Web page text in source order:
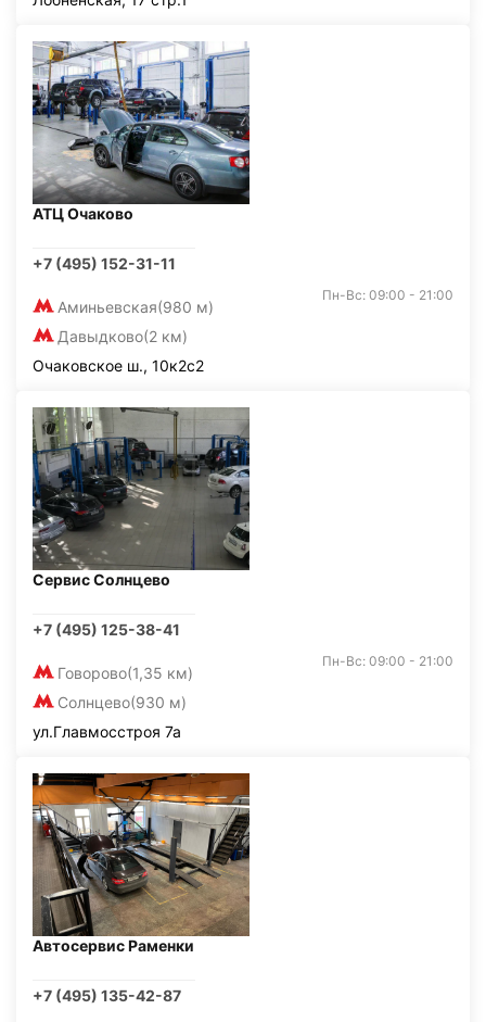
АТЦ Очаково
+7 (495) 152-31-11
Аминьевская(980 м)
Давыдково(2 км)
Пн-Вс: 09:00 - 21:00
Очаковское ш., 10к2с2
Сервис Солнцево
+7 (495) 125-38-41
Говорово(1,35 км)
Солнцево(930 м)
Пн-Вс: 09:00 - 21:00
ул.Главмосстроя 7а
Автосервис Раменки
+7 (495) 135-42-87